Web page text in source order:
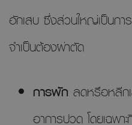
อักเสบ ซึ่งส่วนใหญ่เป็นการ
จำเป็นต้องผ่าตัด
การพัก ลดหรือหลีก
อาการปวด โดยเฉพา